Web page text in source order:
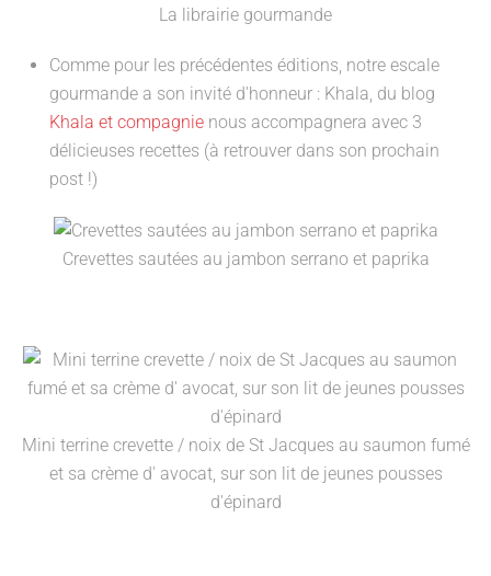
La librairie gourmande
Comme pour les précédentes éditions, notre escale
gourmande a son invité d'honneur : Khala, du blog
Khala et compagnie nous accompagnera avec 3
délicieuses recettes (à retrouver dans son prochain
post !)
Crevettes sautées au jambon serrano et paprika
Mini terrine crevette / noix de St Jacques au saumon fumé
et sa crème d' avocat, sur son lit de jeunes pousses
d'épinard